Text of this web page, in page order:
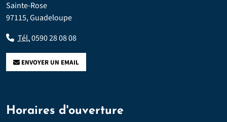
Sainte-Rose
97115, Guadeloupe
Tél.0590 28 08 08
ENVOYER UN EMAIL
Horaires d'ouverture